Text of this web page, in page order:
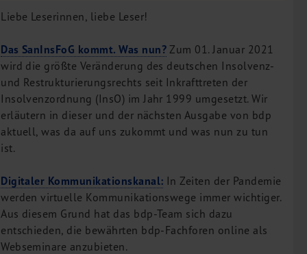
Liebe Leserinnen, liebe Leser!
Das SanInsFoG kommt. Was nun? Zum 01. Januar 2021
wird die größte Veränderung des deutschen Insolvenz-
und Restrukturierungsrechts seit Inkrafttreten der
Insolvenzordnung (InsO) im Jahr 1999 umgesetzt. Wir
erläutern in dieser und der nächsten Ausgabe von bdp
aktuell, was da auf uns zukommt und was nun zu tun
ist.
Digitaler Kommunikationskanal: In Zeiten der Pandemie
werden virtuelle Kommunikationswege immer wichtiger.
Aus diesem Grund hat das bdp-Team sich dazu
entschieden, die bewährten bdp-Fachforen online als
Webseminare anzubieten.